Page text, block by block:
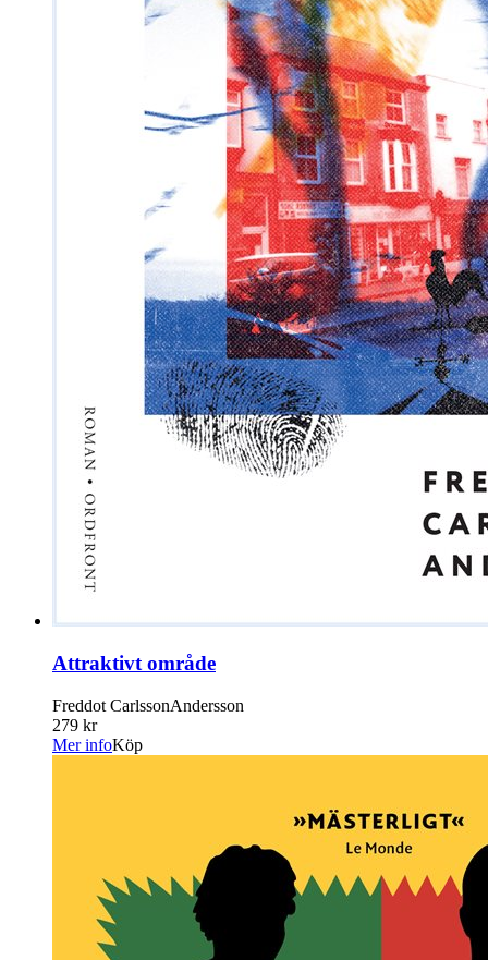
Attraktivt område
Freddot CarlssonAndersson
279 kr
Mer infoKöp